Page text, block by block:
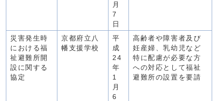
月
7
日
災害発生時
における福
祉避難所開
設に関する
協定
京都府立八
幡支援学校
平
成
24
年
1
月
6
高齢者や障害者及び
妊産婦、乳幼児など
特に配慮が必要な方
への対応として福祉
避難所の設置を要請